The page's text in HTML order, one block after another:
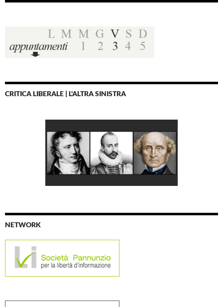
CRITICA LIBERALE | L'ALTRA SINISTRA
NETWORK